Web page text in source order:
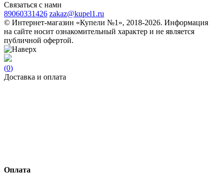
Связаться с нами
89060331426 zakaz@kupel1.ru
© Интернет-магазин «Купели №1», 2018-2026. Информация
на сайте носит ознакомительный характер и не является
публичной офертой.
(0)
Доставка и оплата
Оплата